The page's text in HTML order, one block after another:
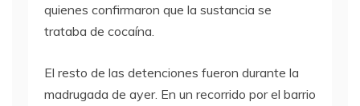
quienes confirmaron que la sustancia se
trataba de cocaína.
El resto de las detenciones fueron durante la
madrugada de ayer. En un recorrido por el barrio